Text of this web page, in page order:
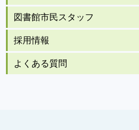
図書館市民スタッフ
採用情報
よくある質問